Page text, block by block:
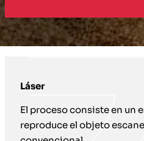
CÓMO TE
Láser
El proceso consiste en un
reproduce el objeto